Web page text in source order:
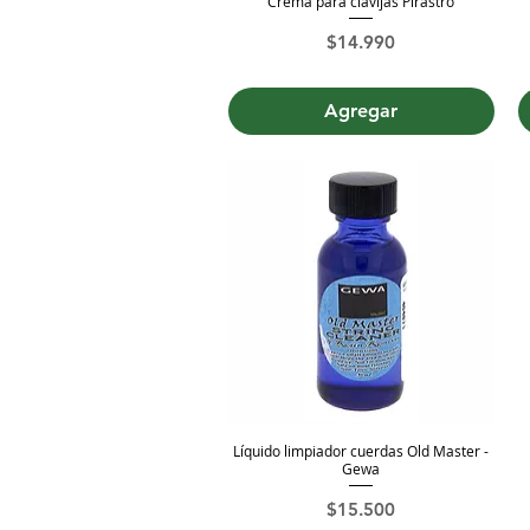
Precio
$14.990
Agregar
Vista rápida
Líquido limpiador cuerdas Old Master -
Gewa
Precio
$15.500